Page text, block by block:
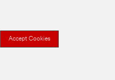
Accept Cookies